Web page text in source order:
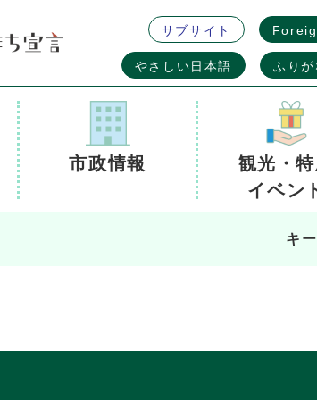
サブサイト
やさしい日本語 ふりが
市政情報
観光・
イベン
キ